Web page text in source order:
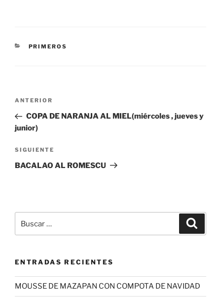
CATEGORÍAS
PRIMEROS
Navegación
entradas
Entrada
anterior:
ANTERIOR
COPA DE NARANJA AL MIEL(miércoles , jueves y
junior)
Siguiente
entrada
SIGUIENTE
BACALAO AL ROMESCU
por:
ENTRADAS RECIENTES
MOUSSE DE MAZAPAN CON COMPOTA DE NAVIDAD